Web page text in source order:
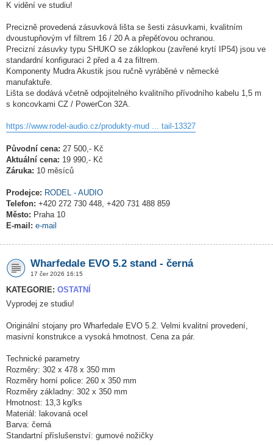
K vidění ve studiu!
Precizně provedená zásuvková lišta se šesti zásuvkami, kvalitním
dvoustupňovým vf filtrem 16 / 20 A a přepěťovou ochranou.
Precizní zásuvky typu SHUKO se záklopkou (zavřené krytí IP54) jsou ve
standardní konfiguraci 2 před a 4 za filtrem.
Komponenty Mudra Akustik jsou ručně vyráběné v německé
manufaktuře.
Lišta se dodává včetně odpojitelného kvalitního přívodního kabelu 1,5 m
s koncovkami CZ / PowerCon 32A.
https://www.rodel-audio.cz/produkty-mud ... tail-13327
Původní cena: 27 500,- Kč
Aktuální cena: 19 990,- Kč
Záruka: 10 měsíců
Prodejce: RODEL - AUDIO
Telefon: +420 272 730 448, +420 731 488 859
Město: Praha 10
E-mail: e-mail
Wharfedale EVO 5.2 stand - černá
17 čer 2026 16:15
KATEGORIE: OSTATNÍ
Vyprodej ze studiu!
Originální stojany pro Wharfedale EVO 5.2. Velmi kvalitní provedení,
masivní konstrukce a vysoká hmotnost. Cena za pár.
Technické parametry
Rozměry: 302 x 478 x 350 mm
Rozměry horní police: 260 x 350 mm
Rozměry základny: 302 x 350 mm
Hmotnost: 13,3 kg/ks
Materiál: lakovaná ocel
Barva: černá
Standartní příslušenství: gumové nožičky